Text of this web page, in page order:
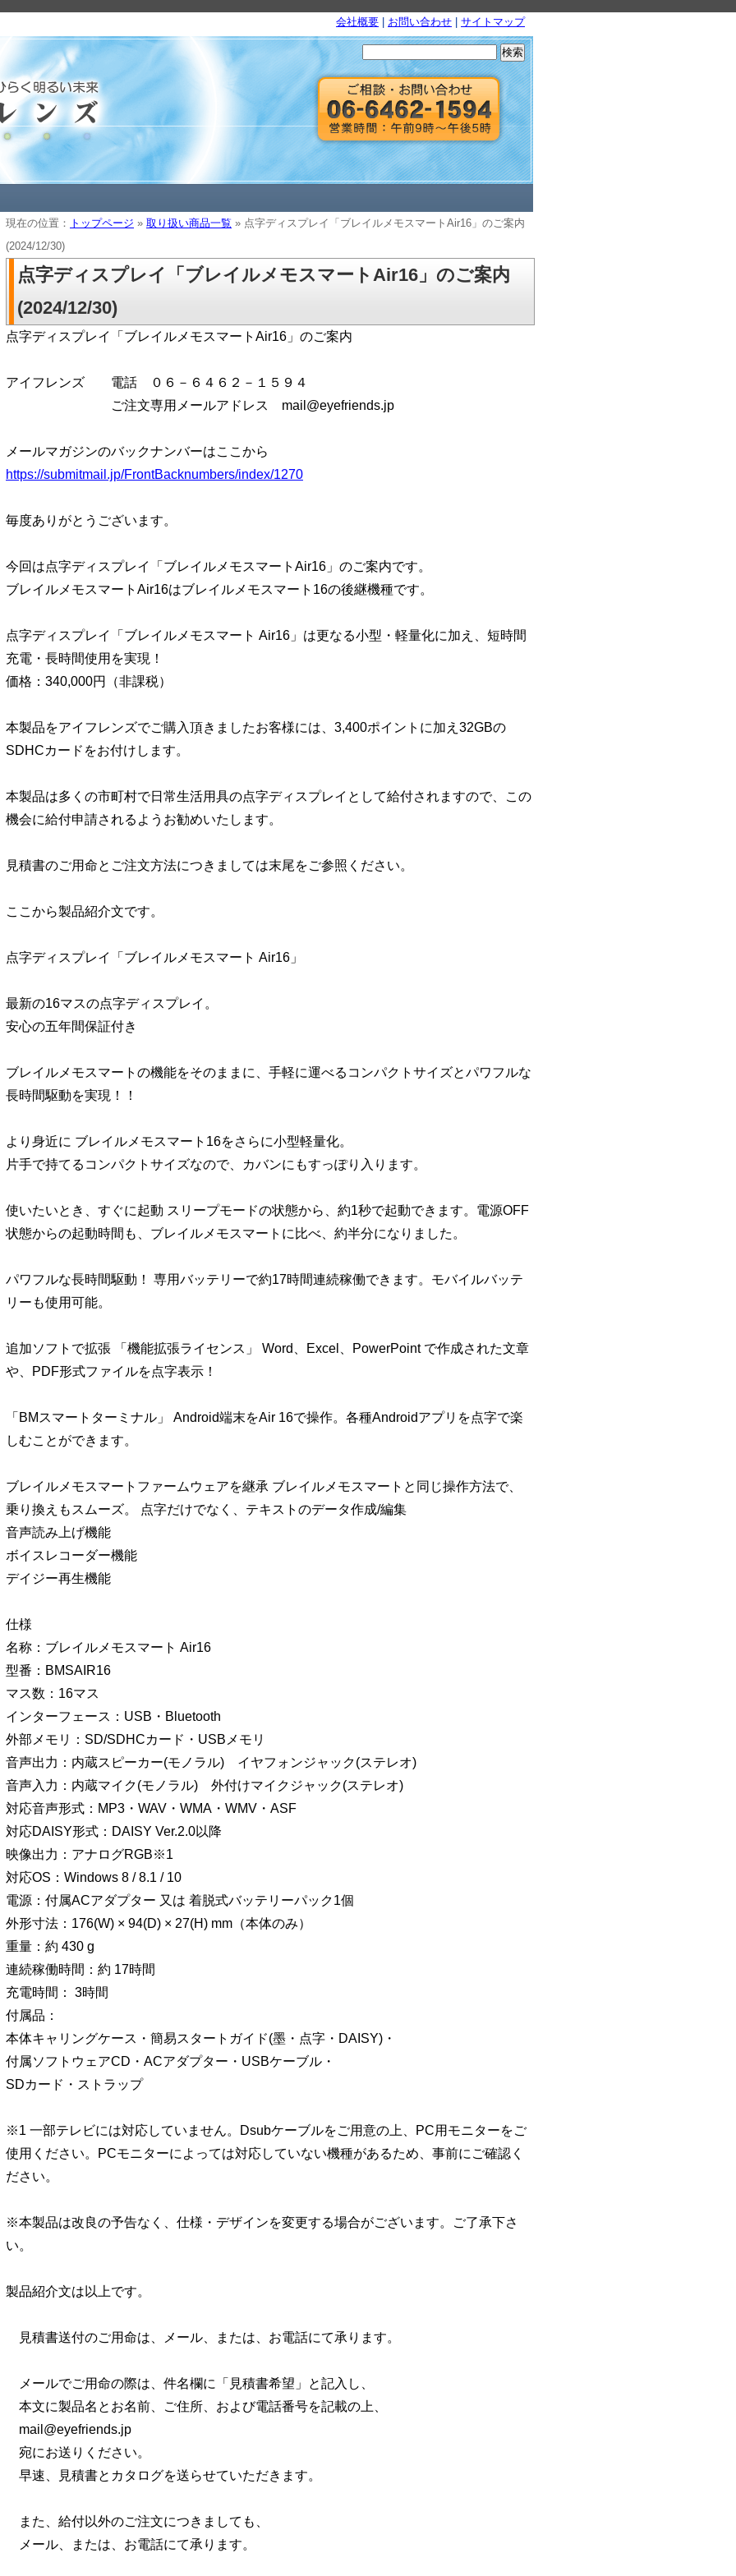
会社概要 お問い合わせ サイトマップ
索:
現在の位置： トップページ » 取り扱い商品一覧 » 点字ディスプレイ「ブレイルメモスマートAir16」のご案内
(2024/12/30)
点字ディスプレイ「ブレイルメモスマートAir16」のご案内
(2024/12/30)
点字ディスプレイ「ブレイルメモスマートAir16」のご案内
アイフレンズ 電話 ０６－６４６２－１５９４
ご注文専用メールアドレス mail@eyefriends.jp
メールマガジンのバックナンバーはここから
https://submitmail.jp/FrontBacknumbers/index/1270
毎度ありがとうございます。
今回は点字ディスプレイ「ブレイルメモスマートAir16」のご案内です。
ブレイルメモスマートAir16はブレイルメモスマート16の後継機種です。
点字ディスプレイ「ブレイルメモスマート Air16」は更なる小型・軽量化に加え、短時間
充電・長時間使用を実現！
価格：340,000円（非課税）
本製品をアイフレンズでご購入頂きましたお客様には、3,400ポイントに加え32GBの
SDHCカードをお付けします。
本製品は多くの市町村で日常生活用具の点字ディスプレイとして給付されますので、この
機会に給付申請されるようお勧めいたします。
見積書のご用命とご注文方法につきましては末尾をご参照ください。
ここから製品紹介文です。
点字ディスプレイ「ブレイルメモスマート Air16」
最新の16マスの点字ディスプレイ。
安心の五年間保証付き
ブレイルメモスマートの機能をそのままに、手軽に運べるコンパクトサイズとパワフルな
長時間駆動を実現！！
より身近に ブレイルメモスマート16をさらに小型軽量化。
片手で持てるコンパクトサイズなので、カバンにもすっぽり入ります。
使いたいとき、すぐに起動 スリープモードの状態から、約1秒で起動できます。電源OFF
状態からの起動時間も、ブレイルメモスマートに比べ、約半分になりました。
パワフルな長時間駆動！ 専用バッテリーで約17時間連続稼働できます。モバイルバッテ
リーも使用可能。
追加ソフトで拡張 「機能拡張ライセンス」 Word、Excel、PowerPoint で作成された文章
や、PDF形式ファイルを点字表示！
「BMスマートターミナル」 Android端末をAir 16で操作。各種Androidアプリを点字で楽
しむことができます。
ブレイルメモスマートファームウェアを継承 ブレイルメモスマートと同じ操作方法で、
乗り換えもスムーズ。 点字だけでなく、テキストのデータ作成/編集
音声読み上げ機能
ボイスレコーダー機能
デイジー再生機能
仕様
名称：ブレイルメモスマート Air16
型番：BMSAIR16
マス数：16マス
インターフェース：USB・Bluetooth
外部メモリ：SD/SDHCカード・USBメモリ
音声出力：内蔵スピーカー(モノラル) イヤフォンジャック(ステレオ)
音声入力：内蔵マイク(モノラル) 外付けマイクジャック(ステレオ)
対応音声形式：MP3・WAV・WMA・WMV・ASF
対応DAISY形式：DAISY Ver.2.0以降
映像出力：アナログRGB※1
対応OS：Windows 8 / 8.1 / 10
電源：付属ACアダプター 又は 着脱式バッテリーパック1個
外形寸法：176(W) × 94(D) × 27(H) mm（本体のみ）
重量：約 430 g
連続稼働時間：約 17時間
充電時間： 3時間
付属品：
本体キャリングケース・簡易スタートガイド(墨・点字・DAISY)・
付属ソフトウェアCD・ACアダプター・USBケーブル・
SDカード・ストラップ
※1 一部テレビには対応していません。Dsubケーブルをご用意の上、PC用モニターをご
使用ください。PCモニターによっては対応していない機種があるため、事前にご確認く
ださい。
※本製品は改良の予告なく、仕様・デザインを変更する場合がございます。ご了承下さ
い。
製品紹介文は以上です。
見積書送付のご用命は、メール、または、お電話にて承ります。
メールでご用命の際は、件名欄に「見積書希望」と記入し、
本文に製品名とお名前、ご住所、および電話番号を記載の上、
mail@eyefriends.jp
宛にお送りください。
早速、見積書とカタログを送らせていただきます。
また、給付以外のご注文につきましても、
メール、または、お電話にて承ります。